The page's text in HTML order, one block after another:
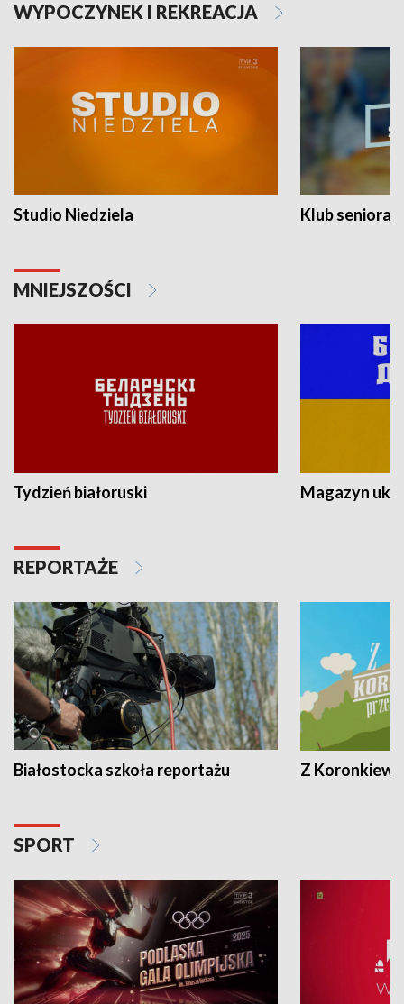
WYPOCZYNEK I REKREACJA
Studio Niedziela Klub seniora
MNIEJSZOŚCI
Tydzień białoruski Magazyn
REPORTAŻE
Białostocka szkoła reportażu Z
SPORT